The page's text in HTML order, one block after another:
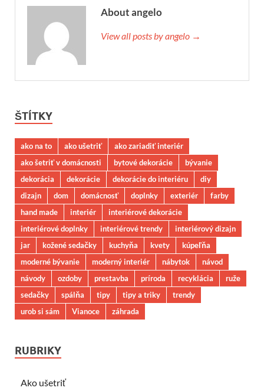
About angelo
View all posts by angelo →
ŠTÍTKY
ako na to ako ušetriť
ako zariadiť interiér
ako šetriť v domácnosti
bytové dekorácie
bývanie
dekorácia
dekorácie dekorácie do interiéru
diy
dizajn
dom domácnosť doplnky exteriér
farby
hand made
interiér
interiérové dekorácie
interiérové doplnky
interiérové trendy
interiérový dizajn
jar
kožené sedačky kuchyňa kvety
kúpeľňa
moderné bývanie
moderný interiér nábytok
návod
návody
ozdoby prestavba príroda recyklácia
ruže
sedačky
spálňa tipy tipy a triky
trendy
urob si sám
Vianoce záhrada
RUBRIKY
Ako ušetriť